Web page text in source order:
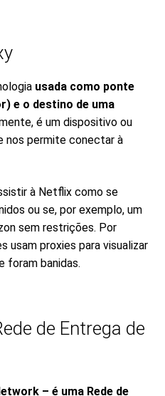
usada como ponte
e o destino de uma
é um dispositivo ou
nos permite conectar à
à Netflix como se
ou se, por exemplo, um
sem restrições. Por
usam proxies para visualizar
foram banidas.
de Entrega de
– é uma Rede de